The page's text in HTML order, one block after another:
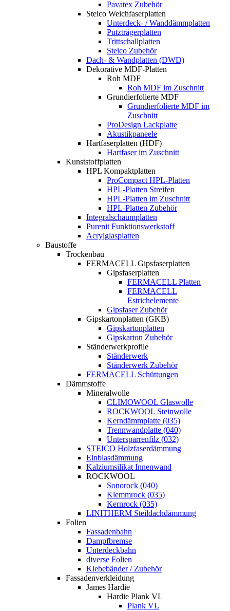
Pavatex Zubehör
Steico Weichfaserplatten
Unterdeck- / Wanddämmplatten
Putzträgerplatten
Trittschallplatten
Steico Zubehör
Dach- & Wandplatten (DWD)
Dekorative MDF-Platten
Roh MDF
Roh MDF im Zuschnitt
Grundierfolierte MDF
Grundierfolierte MDF im
Zuschnitt
ProDesign Lackplatte
Akustikpaneele
Hartfaserplatten (HDF)
Hartfaser im Zuschnitt
Kunststoffplatten
HPL Kompaktplatten
ProCompact HPL-Platten
HPL-Platten Streifen
HPL-Platten im Zuschnitt
HPL-Platten Zubehör
Integralschaumplatten
Purenit Funktionswerkstoff
Acrylglasplatten
Baustoffe
Trockenbau
FERMACELL Gipsfaserplatten
Gipsfaserplatten
FERMACELL Platten
FERMACELL
Estrichelemente
Gipsfaser Zubehör
Gipskartonplatten (GKB)
Gipskartonplatten
Gipskarton Zubehör
Ständerwerkprofile
Ständerwerk
Ständerwerk Zubehör
FERMACELL Schüttungen
Dämmstoffe
Mineralwolle
CLIMOWOOL Glaswolle
ROCKWOOL Steinwolle
Kerndämmplatte (035)
Trennwandplatte (040)
Untersparrenfilz (032)
STEICO Holzfaserdämmung
Einblasdämmung
Kalziumsilikat Innenwand
ROCKWOOL
Sonorock (040)
Klemmrock (035)
Kernrock (035)
LINITHERM Steildachdämmung
Folien
Fassadenbahn
Dampfbremse
Unterdeckbahn
diverse Folien
Klebebänder / Zubehör
Fassadenverkleidung
James Hardie
Hardie Plank VL
Plank VL